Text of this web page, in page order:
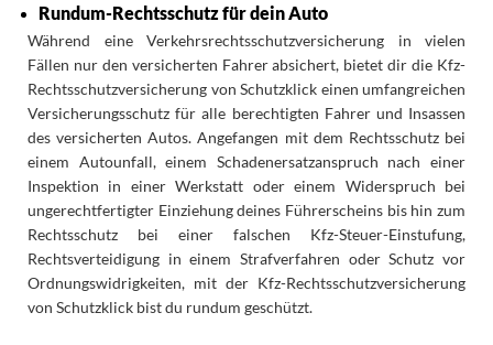
Rundum-Rechtsschutz für dein Auto
Während eine Verkehrsrechtsschutzversicherung in vielen
Fällen nur den versicherten Fahrer absichert, bietet dir die Kfz-
Rechtsschutzversicherung von Schutzklick einen umfangreichen
Versicherungsschutz für alle berechtigten Fahrer und Insassen
des versicherten Autos. Angefangen mit dem Rechtsschutz bei
einem Autounfall, einem Schadenersatzanspruch nach einer
Inspektion in einer Werkstatt oder einem Widerspruch bei
ungerechtfertigter Einziehung deines Führerscheins bis hin zum
Rechtsschutz bei einer falschen Kfz-Steuer-Einstufung,
Rechtsverteidigung in einem Strafverfahren oder Schutz vor
Ordnungswidrigkeiten, mit der Kfz-Rechtsschutzversicherung
von Schutzklick bist du rundum geschützt.